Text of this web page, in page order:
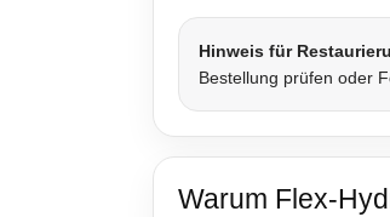
Hinweis für
Bestellung prüfen oder
Warum Flex-